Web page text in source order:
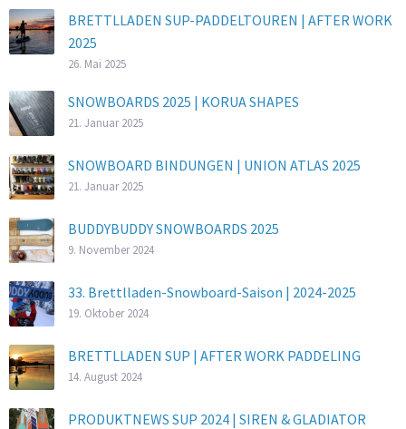
BRETTLLADEN SUP-PADDELTOUREN | AFTER WORK
2025
26. Mai 2025
SNOWBOARDS 2025 | KORUA SHAPES
21. Januar 2025
SNOWBOARD BINDUNGEN | UNION ATLAS 2025
21. Januar 2025
BUDDYBUDDY SNOWBOARDS 2025
9. November 2024
33. Brettlladen-Snowboard-Saison | 2024-2025
19. Oktober 2024
BRETTLLADEN SUP | AFTER WORK PADDELING
14. August 2024
PRODUKTNEWS SUP 2024 | SIREN & GLADIATOR